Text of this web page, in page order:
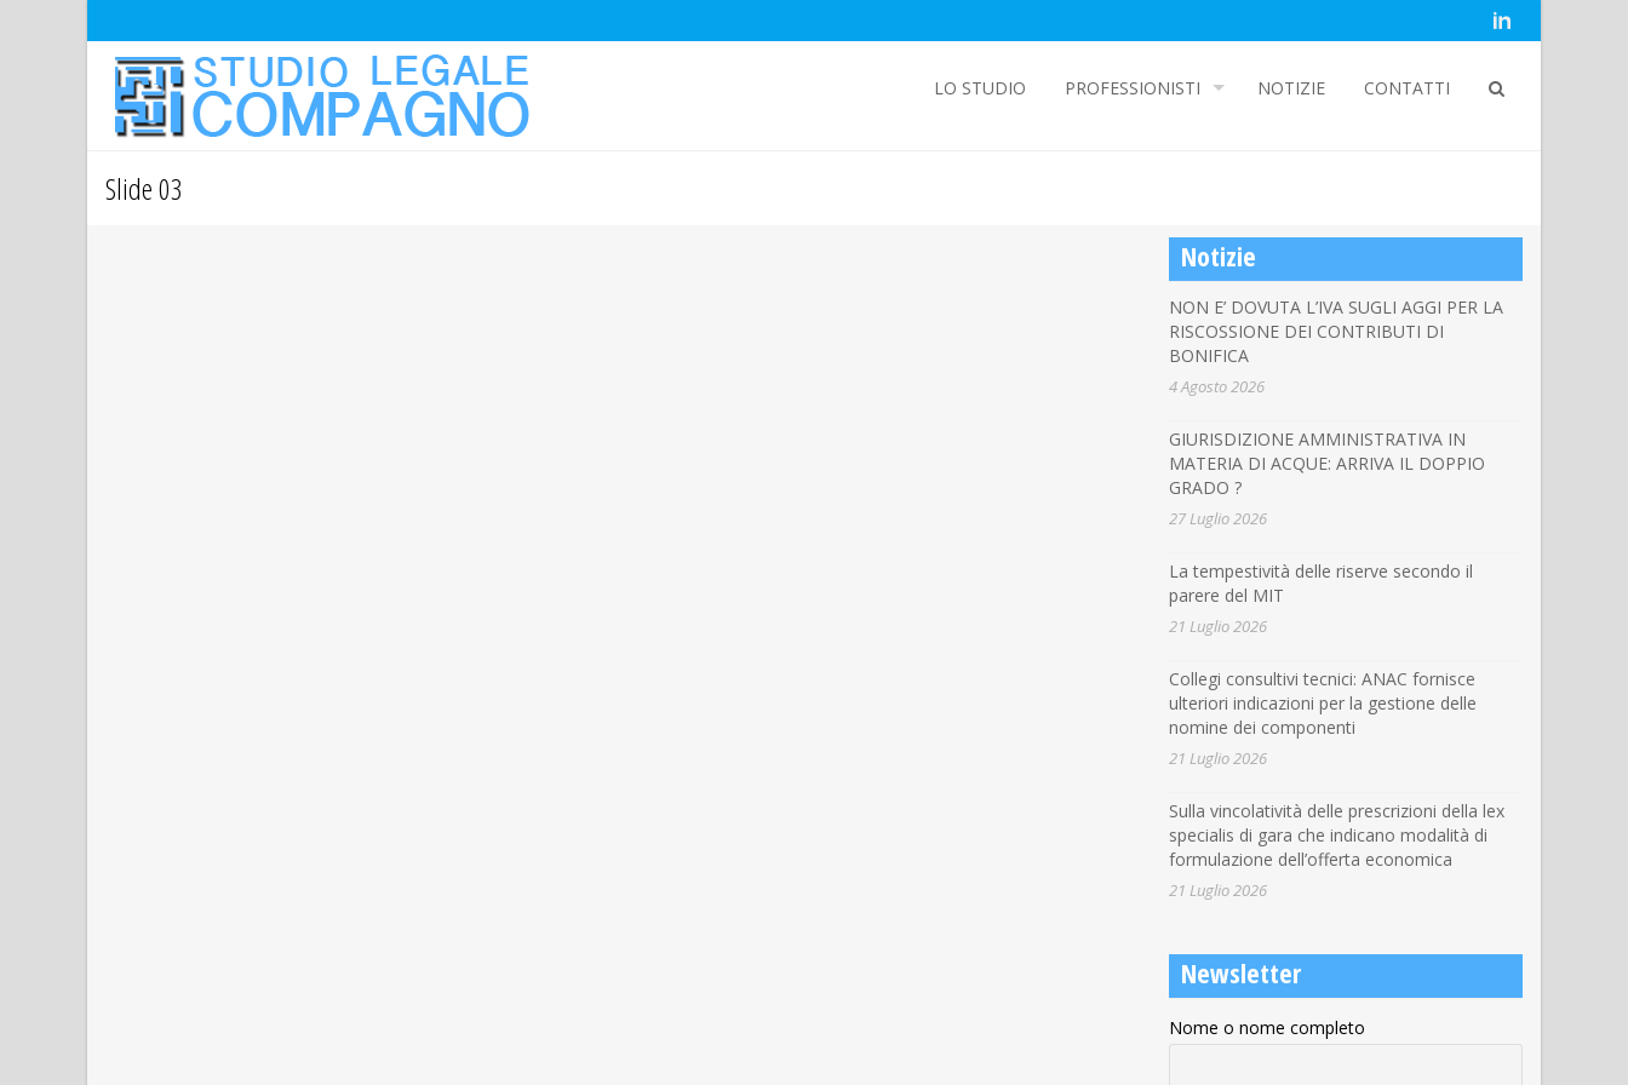
LO STUDIO PROFESSIONISTI NOTIZIE CONTATTI
Slide 03
Notizie
NON E’ DOVUTA L’IVA SUGLI AGGI PER LA
RISCOSSIONE DEI CONTRIBUTI DI
BONIFICA
4 Agosto 2026
GIURISDIZIONE AMMINISTRATIVA IN
MATERIA DI ACQUE: ARRIVA IL DOPPIO
GRADO ?
27 Luglio 2026
La tempestività delle riserve secondo il
parere del MIT
21 Luglio 2026
Collegi consultivi tecnici: ANAC fornisce
ulteriori indicazioni per la gestione delle
nomine dei componenti
21 Luglio 2026
Sulla vincolatività delle prescrizioni della lex
specialis di gara che indicano modalità di
formulazione dell’offerta economica
21 Luglio 2026
Newsletter
Nome o nome completo